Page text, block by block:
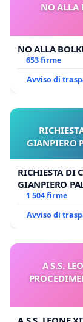
NO ALLA
NO ALLA
653 firme
Avviso di
GIANPIERO
RICHIESTA DI
GIANPIERO
1 504 firme
Avviso di
A S.S.